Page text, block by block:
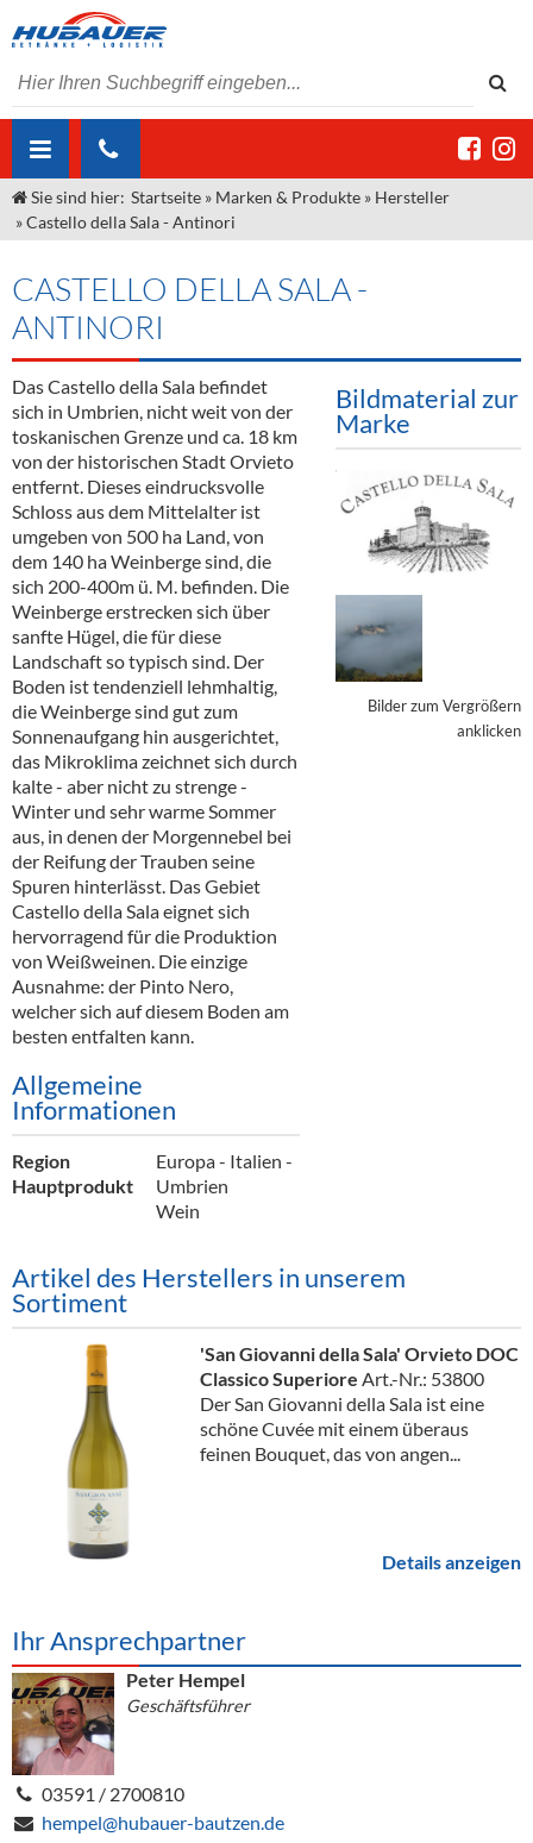
ÜBER UNS
Unser Liefergebiet
Kontakt
Angebote Gastronomie & Großhandel
Gastronomie
Großhandel
"DroughtMaster"
Neuigkeiten
Termine
MARKEN & PRODUKTE
Sirup
Spirituosen
Bier
Alkoholfreie Getränke
Öle & Küchenartikel
Kaffee
Barzubehör
Equipment
Verpackung
Hygieneartikel & Desinfektion
Kommisionskauf & Lieferbedingungen
Fremddienstleistungen
Sie sind hier: Startseite » Marken & Produkte » Hersteller
»Castello della Sala - Antinori
CASTELLO DELLA SALA -
ANTINORI
Das Castello della Sala befindet
sich in Umbrien, nicht weit von der
toskanischen Grenze und ca. 18 km
von der historischen Stadt Orvieto
entfernt. Dieses eindrucksvolle
Schloss aus dem Mittelalter ist
umgeben von 500 ha Land, von
dem 140 ha Weinberge sind, die
sich 200-400m ü. M. befinden. Die
Weinberge erstrecken sich über
sanfte Hügel, die für diese
Landschaft so typisch sind. Der
Boden ist tendenziell lehmhaltig,
die Weinberge sind gut zum
Sonnenaufgang hin ausgerichtet,
das Mikroklima zeichnet sich durch
kalte - aber nicht zu strenge -
Winter und sehr warme Sommer
aus, in denen der Morgennebel bei
der Reifung der Trauben seine
Spuren hinterlässt. Das Gebiet
Castello della Sala eignet sich
hervorragend für die Produktion
von Weißweinen. Die einzige
Ausnahme: der Pinto Nero,
welcher sich auf diesem Boden am
besten entfalten kann.
Allgemeine
Informationen
Region
Europa - Italien -
Umbrien
Hauptprodukt
Wein
Bildmaterial zur
Marke
Bilder zum Vergrößern
anklicken
Artikel des Herstellers in unserem
Sortiment
'San Giovanni della Sala' Orvieto DOC
Classico Superiore Art.-Nr.: 53800
Der San Giovanni della Sala ist eine
schöne Cuvée mit einem überaus
feinen Bouquet, das von angen...
Details anzeigen
Ihr Ansprechpartner
Peter Hempel
Geschäftsführer
03591 / 2700810
hempel@hubauer-bautzen.de